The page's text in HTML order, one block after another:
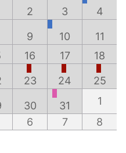
2 3 4
9 10
11
16 17 18
23 24 25
30 31
1
6 7 8